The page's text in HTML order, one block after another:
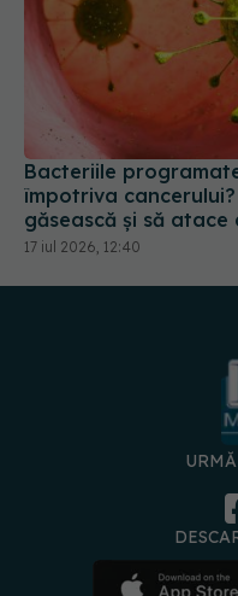
Bacteriile
împotriva
găsească și să
17 iul 2026, 12:40